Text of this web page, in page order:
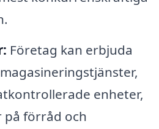
Företag kan erbjuda
enheter,
på förråd och